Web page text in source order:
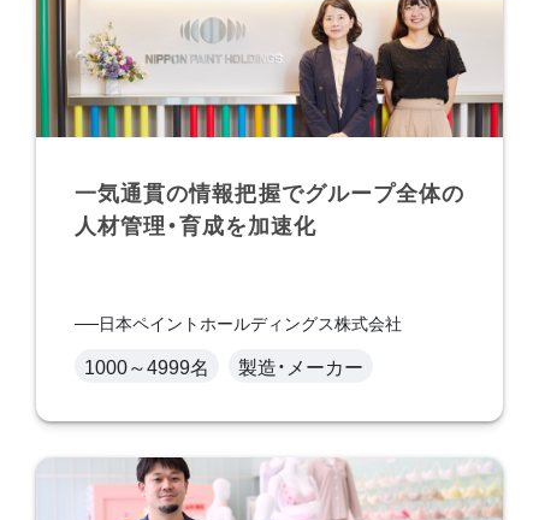
一気通貫の情報把握でグループ全体の
人材管理・育成を加速化
日本ペイントホールディングス株式会社
1000～4999名 製造・メーカー